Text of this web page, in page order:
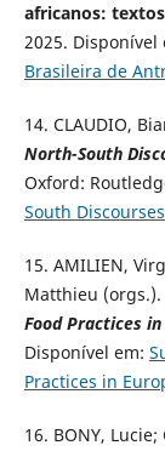
africanos:
2025. Disponível
Brasileira de
14. CLAUDIO,
North-South
Oxford:
South Discourses
15. AMILIEN,
Matthieu (orgs.).
Food Practices
Disponível em:
Practices in
16. BONY,